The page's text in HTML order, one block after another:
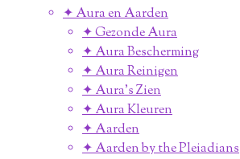
✦ Aura en Aarden
✦ Gezonde Aura
✦ Aura Bescherming
✦ Aura Reinigen
✦ Aura's Zien
✦ Aura Kleuren
✦ Aarden
✦ Aarden by the Pleiadians